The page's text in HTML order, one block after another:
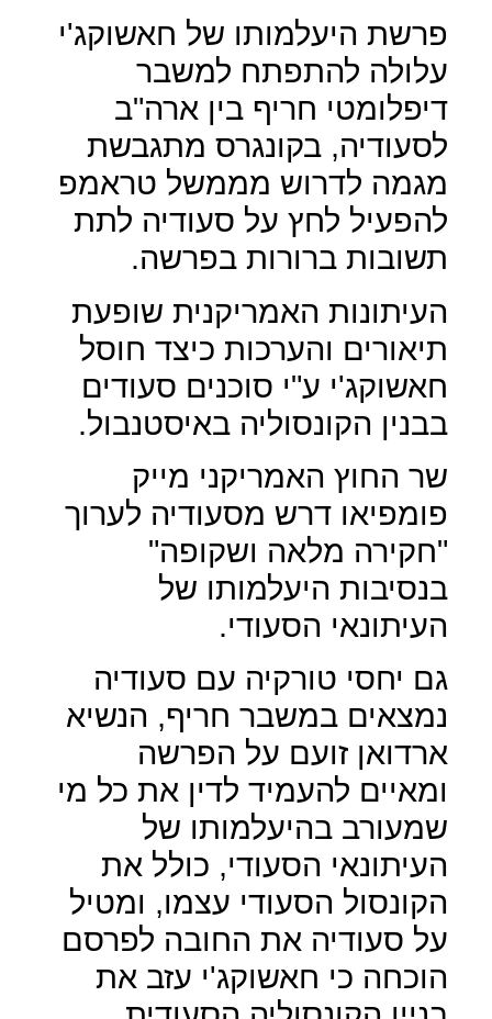
פרשת היעלמותו של חאשוקג'י
עלולה להתפתח למשבר
דיפלומטי חריף בין ארה"ב
לסעודיה, בקונגרס מתגבשת
מגמה לדרוש מממשל טראמפ
להפעיל לחץ על סעודיה לתת
תשובות ברורות בפרשה.
העיתונות האמריקנית שופעת
תיאורים והערכות כיצד חוסל
חאשוקג'י ע"י סוכנים סעודים
בבנין הקונסוליה באיסטנבול.
שר החוץ האמריקני מייק
פומפיאו דרש מסעודיה לערוך
"חקירה מלאה ושקופה"
בנסיבות היעלמותו של
העיתונאי הסעודי.
גם יחסי טורקיה עם סעודיה
נמצאים במשבר חריף, הנשיא
ארדואן זועם על הפרשה
ומאיים להעמיד לדין את כל מי
שמעורב בהיעלמותו של
העיתונאי הסעודי, כולל את
הקונסול הסעודי עצמו, ומטיל
על סעודיה את החובה לפרסם
הוכחה כי חאשוקג'י עזב את